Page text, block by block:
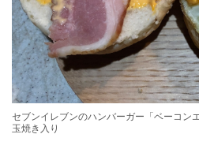
セブンイレブンのハンバーガー「ベーコン
玉焼き入り